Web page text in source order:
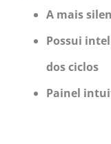
A mais
Possui
dos ciclos
Painel